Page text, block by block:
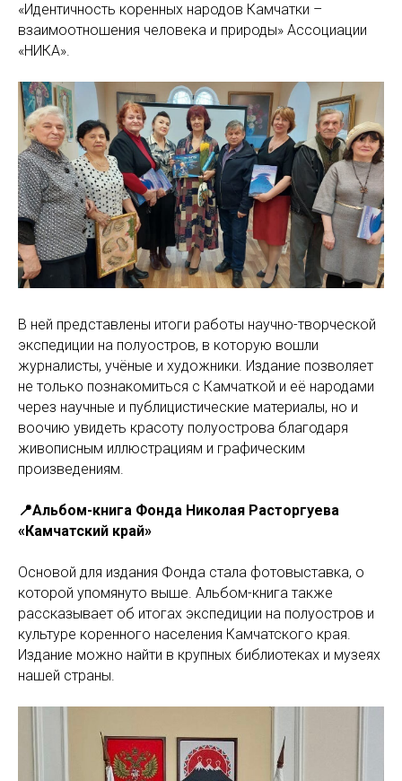
«Идентичность коренных народов Камчатки –
взаимоотношения человека и природы» Ассоциации
«НИКА».
В ней представлены итоги работы научно-творческой
экспедиции на полуостров, в которую вошли
журналисты, учёные и художники. Издание позволяет
не только познакомиться с Камчаткой и её народами
через научные и публицистические материалы, но и
воочию увидеть красоту полуострова благодаря
живописным иллюстрациям и графическим
произведениям.
📍Альбом-книга Фонда Николая Расторгуева
«Камчатский край»
Основой для издания Фонда стала фотовыставка, о
которой упомянуто выше. Альбом-книга также
рассказывает об итогах экспедиции на полуостров и
культуре коренного населения Камчатского края.
Издание можно найти в крупных библиотеках и музеях
нашей страны.